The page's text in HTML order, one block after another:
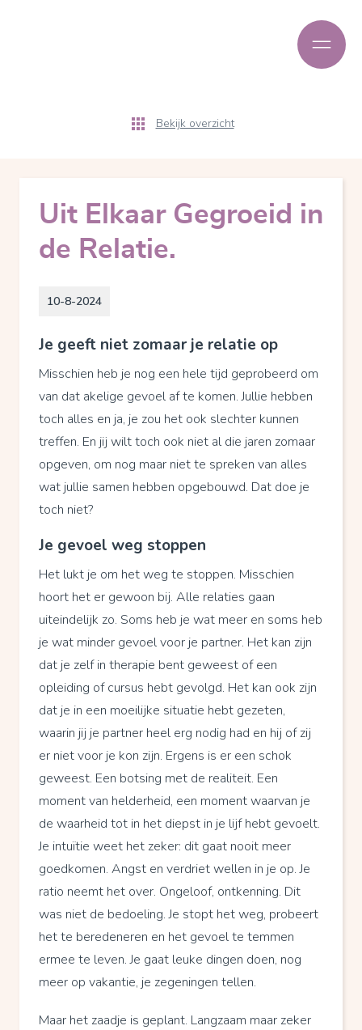
Bekijk overzicht
Uit Elkaar Gegroeid in
de Relatie.
10-8-2024
Je geeft niet zomaar je relatie op
Misschien heb je nog een hele tijd geprobeerd om
van dat akelige gevoel af te komen. Jullie hebben
toch alles en ja, je zou het ook slechter kunnen
treffen. En jij wilt toch ook niet al die jaren zomaar
opgeven, om nog maar niet te spreken van alles
wat jullie samen hebben opgebouwd. Dat doe je
toch niet?
Je gevoel weg stoppen
Het lukt je om het weg te stoppen. Misschien
hoort het er gewoon bij. Alle relaties gaan
uiteindelijk zo. Soms heb je wat meer en soms heb
je wat minder gevoel voor je partner. Het kan zijn
dat je zelf in therapie bent geweest of een
opleiding of cursus hebt gevolgd. Het kan ook zijn
dat je in een moeilijke situatie hebt gezeten,
waarin jij je partner heel erg nodig had en hij of zij
er niet voor je kon zijn. Ergens is er een schok
geweest. Een botsing met de realiteit. Een
moment van helderheid, een moment waarvan je
de waarheid tot in het diepst in je lijf hebt gevoelt.
Je intuïtie weet het zeker: dit gaat nooit meer
goedkomen. Angst en verdriet wellen in je op. Je
ratio neemt het over. Ongeloof, ontkenning. Dit
was niet de bedoeling. Je stopt het weg, probeert
het te beredeneren en het gevoel te temmen
ermee te leven. Je gaat leuke dingen doen, nog
meer op vakantie, je zegeningen tellen.
Maar het zaadje is geplant. Langzaam maar zeker